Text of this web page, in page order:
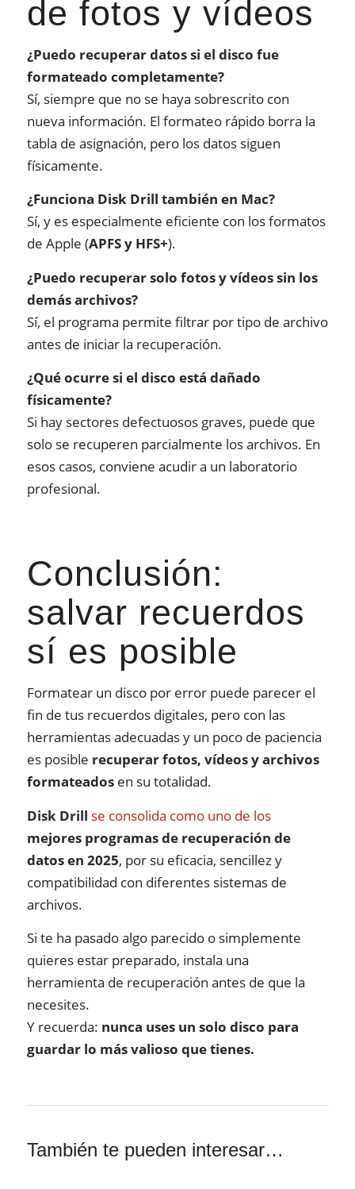
de fotos y vídeos
¿Puedo recuperar datos si el disco fue
formateado completamente?
Sí, siempre que no se haya sobrescrito con
nueva información. El formateo rápido borra la
tabla de asignación, pero los datos siguen
físicamente.
¿Funciona Disk Drill también en Mac?
Sí, y es especialmente eficiente con los formatos
de Apple (APFS y HFS+).
¿Puedo recuperar solo fotos y vídeos sin los
demás archivos?
Sí, el programa permite filtrar por tipo de archivo
antes de iniciar la recuperación.
¿Qué ocurre si el disco está dañado
físicamente?
Si hay sectores defectuosos graves, puede que
solo se recuperen parcialmente los archivos. En
esos casos, conviene acudir a un laboratorio
profesional.
Conclusión:
salvar recuerdos
sí es posible
Formatear un disco por error puede parecer el
fin de tus recuerdos digitales, pero con las
herramientas adecuadas y un poco de paciencia
es posible recuperar fotos, vídeos y archivos
formateadosen su totalidad.
Disk Drill se consolida como uno de los
mejores programas de recuperación de
datos en 2025, por su eficacia, sencillez y
compatibilidad con diferentes sistemas de
archivos.
Si te ha pasado algo parecido o simplemente
quieres estar preparado, instala una
herramienta de recuperación antes de que la
necesites.
Y recuerda: nunca uses un solo disco para
guardar lo más valioso que tienes.
También te pueden interesar…